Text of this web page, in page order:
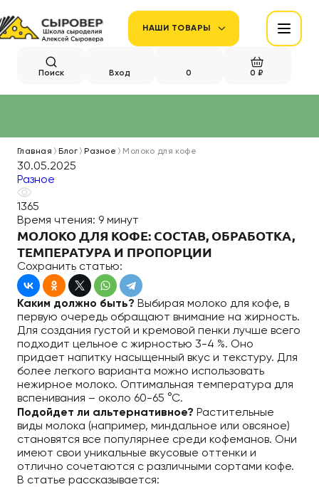
НАШИ ТОВАРЫ
Поиск Вход 0 0 ₽
Главная Блог Разное Молоко для кофе
30.05.2025
Разное
1365
Время чтения: 9 минут
МОЛОКО ДЛЯ КОФЕ: СОСТАВ, ОБРАБОТКА,
ТЕМПЕРАТУРА И ПРОПОРЦИИ
Сохранить статью:
Каким должно быть? Выбирая молоко для кофе, в
первую очередь обращают внимание на жирность.
Для создания густой и кремовой пенки лучше всего
подходит цельное с жирностью 3-4 %. Оно
придает напитку насыщенный вкус и текстуру. Для
более легкого варианта можно использовать
нежирное молоко. Оптимальная температура для
вспенивания – около 60-65 °С.
Подойдет ли альтернативное? Растительные
виды молока (например, миндальное или овсяное)
становятся все популярнее среди кофеманов. Они
имеют свои уникальные вкусовые оттенки и
отлично сочетаются с различными сортами кофе.
В статье рассказывается: